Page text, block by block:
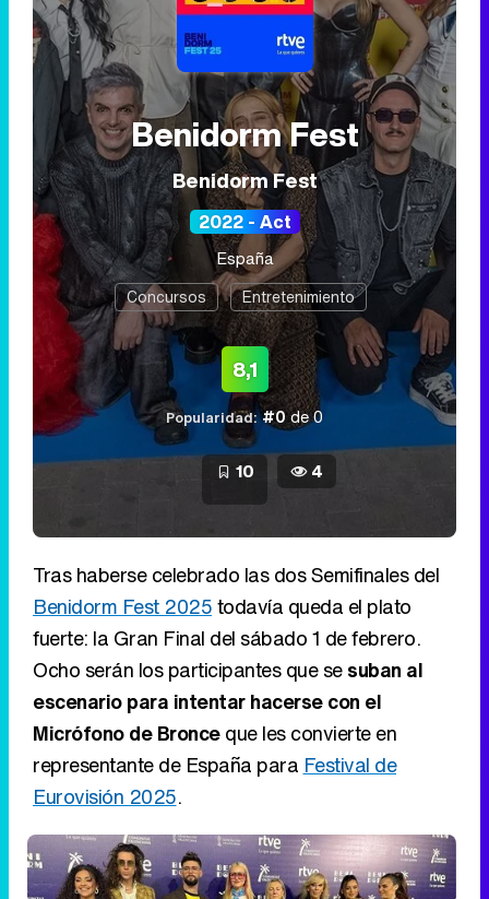
Benidorm Fest
Benidorm Fest
2022 - Act
España
Concursos Entretenimiento
8,1
Popularidad: #0de 0
10 4
Tras haberse celebrado las dos Semifinales del
Benidorm Fest 2025todavía queda el plato
fuerte: la Gran Final del sábado 1 de febrero.
Ocho serán los participantes que sesuban al
escenario para intentar hacerse con el
Micrófono de Bronceque les convierte en
representante de España para Festival de
Eurovisión 2025.